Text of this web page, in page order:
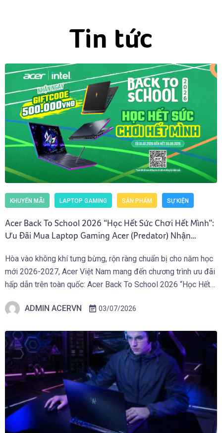
Tin tức
KHUYẾN MÃI LAPTOP GAMING SẢN PHẨM SỰ KIỆN
Acer Back To School 2026 “Học Hết Sức Chơi Hết Mình”:
Ưu Đãi Mua Laptop Gaming Acer (Predator) Nhận
Hòa vào không khí tưng bừng, rộn ràng chuẩn bị cho năm học
mới 2026-2027, Acer Việt Nam mang đến chương trình ưu đãi
hấp dẫn trên toàn quốc: Acer Back To School 2026 “Học Hết
người dùng sở hữu Laptop Gaming […]
ADMIN ACERVN 03/07/2026